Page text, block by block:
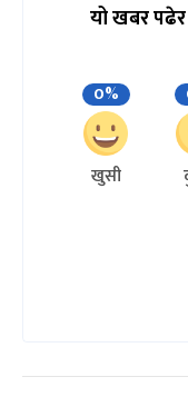
यो खबर
0%
खुसी